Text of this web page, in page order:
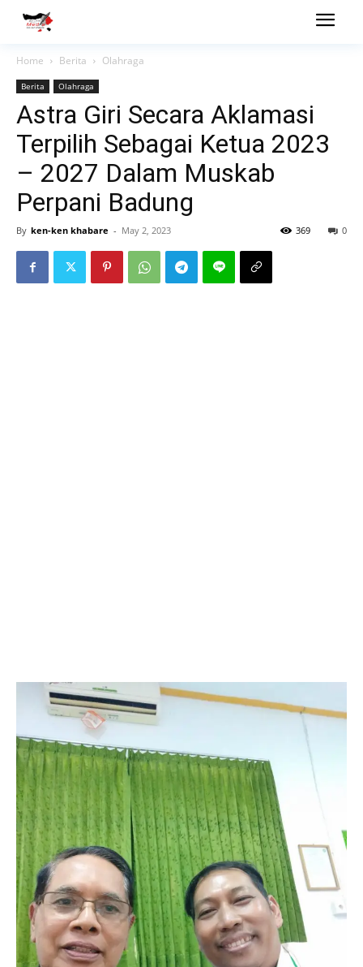
Home Berita Olahraga
Berita Olahraga
Astra Giri Secara Aklamasi
Terpilih Sebagai Ketua 2023
– 2027 Dalam Muskab
Perpani Badung
By ken-ken khabare - May 2, 2023 0
369